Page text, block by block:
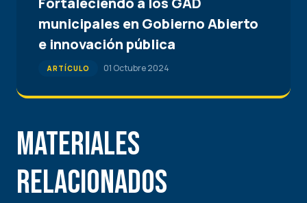
municipales en Gobierno Abierto
e innovación pública
ARTÍCULO 01 Octubre 2024
Materiales
Relacionados